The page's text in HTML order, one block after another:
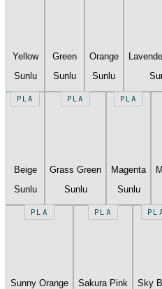
Yellow
Sunlu
Green
Sunlu
Orange
Sunlu
PLA
Beige
Sunlu
PLA
Grass Green
Sunlu
PLA
Magenta
Sunlu
PLA
Sunny Orange
PLA
Sakura Pink
Sky